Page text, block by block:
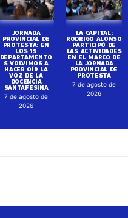
JORNADA
PROVINCIAL DE
PROTESTA: EN
LOS 19
DEPARTAMENTO
S VOLVIMOS A
HACER OÍR LA
VOZ DE LA
DOCENCIA
SANTAFESINA
7 de agosto de
2026
LA CAPITAL:
RODRIGO ALONSO
PARTICIPÓ DE
LAS ACTIVIDADES
EN EL MARCO DE
LA JORNADA
PROVINCIAL DE
PROTESTA
7 de agosto de
2026